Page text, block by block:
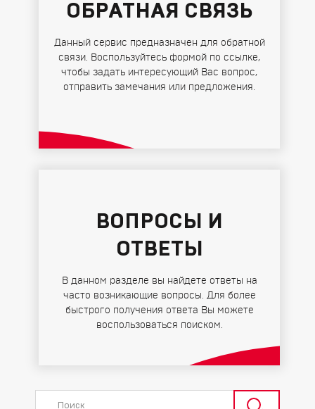
ОБРАТНАЯ СВЯЗЬ
Данный сервис предназначен для обратной
связи. Воспользуйтесь формой по ссылке,
чтобы задать интересующий Вас вопрос,
отправить замечания или предложения.
ВОПРОСЫ И
ОТВЕТЫ
В данном разделе вы найдете ответы на
часто возникающие вопросы. Для более
быстрого получения ответа Вы можете
воспользоваться поиском.